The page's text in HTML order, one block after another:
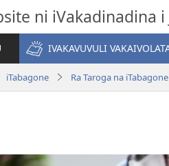
ni iVakadinadina i
IVAKAVUVULI
iTabagone Ra Taroga na iTabagone